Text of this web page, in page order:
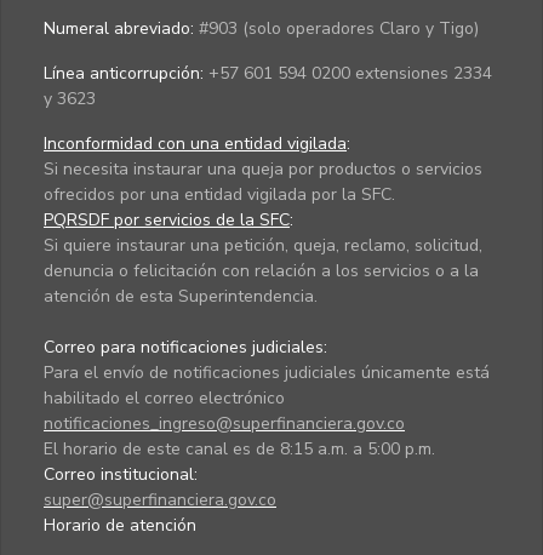
Numeral abreviado: #903 (solo operadores Claro y Tigo)
Línea anticorrupción: +57 601 594 0200 extensiones 2334
y 3623
Inconformidad con una entidad vigilada:
Si necesita instaurar una queja por productos o servicios
ofrecidos por una entidad vigilada por la SFC.
PQRSDF por servicios de la SFC:
Si quiere instaurar una petición, queja, reclamo, solicitud,
denuncia o felicitación con relación a los servicios o a la
atención de esta Superintendencia.
Correo para notificaciones judiciales:
Para el envío de notificaciones judiciales únicamente está
habilitado el correo electrónico
notificaciones_ingreso@superfinanciera.gov.co
El horario de este canal es de 8:15 a.m. a 5:00 p.m.
Correo institucional:
super@superfinanciera.gov.co
Horario de atención